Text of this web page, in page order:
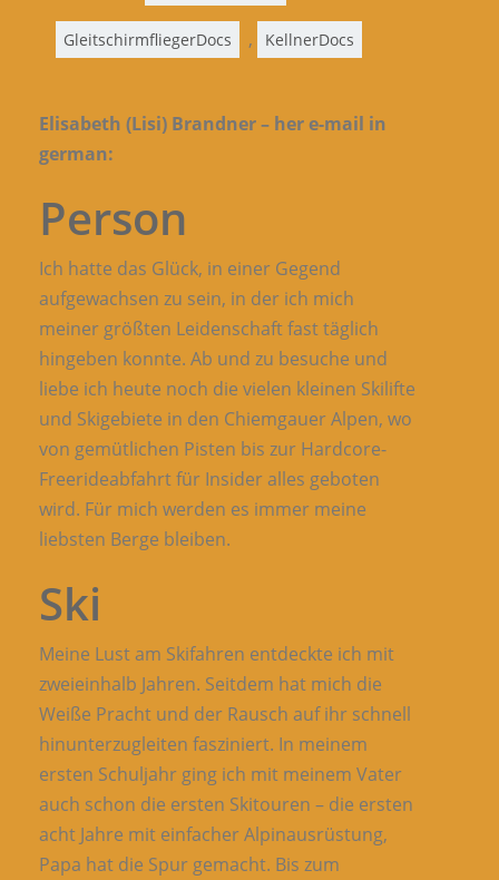
GleitschirmfliegerDocs , KellnerDocs
Elisabeth (Lisi) Brandner – her e-mail in
german:
Person
Ich hatte das Glück, in einer Gegend
aufgewachsen zu sein, in der ich mich
meiner größten Leidenschaft fast täglich
hingeben konnte. Ab und zu besuche und
liebe ich heute noch die vielen kleinen Skilifte
und Skigebiete in den Chiemgauer Alpen, wo
von gemütlichen Pisten bis zur Hardcore-
Freerideabfahrt für Insider alles geboten
wird. Für mich werden es immer meine
liebsten Berge bleiben.
Ski
Meine Lust am Skifahren entdeckte ich mit
zweieinhalb Jahren. Seitdem hat mich die
Weiße Pracht und der Rausch auf ihr schnell
hinunterzugleiten fasziniert. In meinem
ersten Schuljahr ging ich mit meinem Vater
auch schon die ersten Skitouren – die ersten
acht Jahre mit einfacher Alpinausrüstung,
Papa hat die Spur gemacht. Bis zum